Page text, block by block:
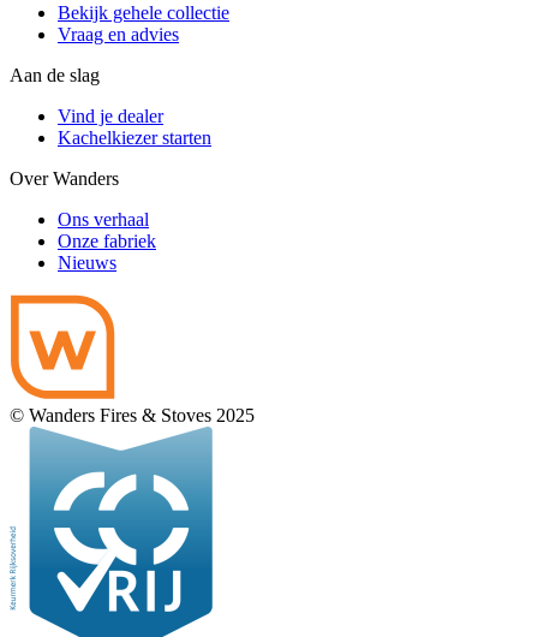
Bekijk gehele collectie
Vraag en advies
Aan de slag
Vind je dealer
Kachelkiezer starten
Over Wanders
Ons verhaal
Onze fabriek
Nieuws
© Wanders Fires & Stoves 2025